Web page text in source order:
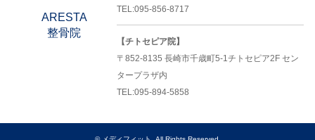
ARESTA
整骨院
TEL:095-856-8717
【チトセピア院】
〒852-8135 長崎市千歳町5-1チトセピア2F セン
タープラザ内
TEL:095-894-5858